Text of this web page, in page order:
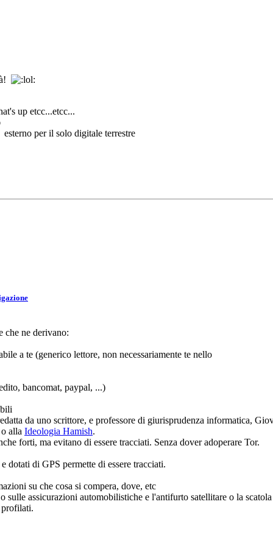
up etcc...etcc...
per il solo digitale terrestre
che ne derivano:
a te (generico lettore, non necessariamente te nello
bancomat, paypal, ...)
da uno scrittore, e professore di giurisprudenza informatica,
o alla Ideologia Hamish.
forti, ma evitano di essere tracciati. Senza dover adoperare Tor.
dotati di GPS permette di essere tracciati.
su che cosa si compera, dove, etc
assicurazioni automobilistiche e l'antifurto satellitare o la
profilati.